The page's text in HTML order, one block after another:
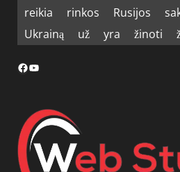
reikia
rinkos Rusijos
Ukrainą
už yra žinoti
Facebook
YouTube